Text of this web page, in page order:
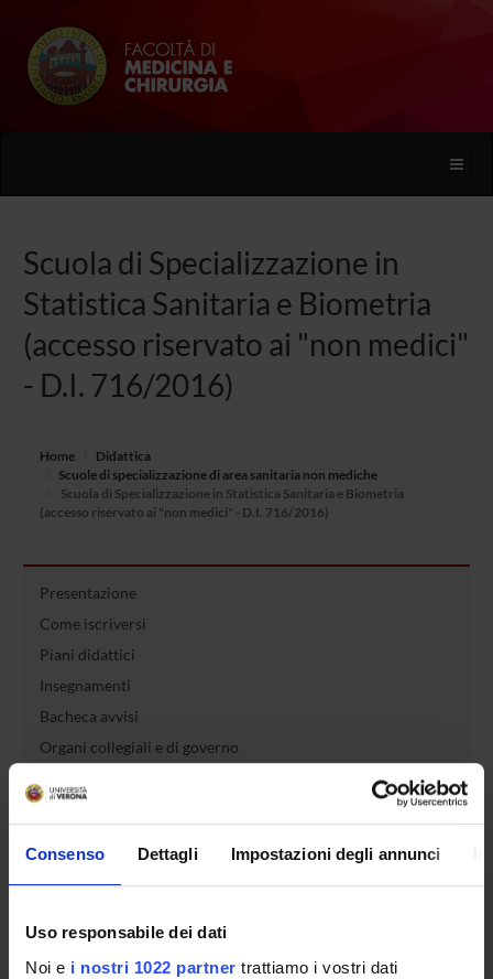
Consenso Dettagli Impostazioni degli annunci
Uso responsabile dei dati
Noi e i nostri 1022 partner trattiamo i vostri dati
Toggle
Scuola di Specializzazione in
Statistica Sanitaria e Biometria
(accesso riservato ai "non medici"
- D.I. 716/2016)
Home
Didattica
Scuole di specializzazione di area sanitaria non mediche
Scuola di Specializzazione in Statistica Sanitaria e Biometria
(accesso riservato ai "non medici" - D.I. 716/2016)
Presentazione
Come iscriversi
Piani didattici
Insegnamenti
Bacheca avvisi
Organi collegiali e di governo
Servizio Studenti Internazionali
OFFERTA FORMATIVA